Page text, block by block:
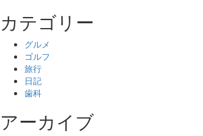
カテゴリー
グルメ
ゴルフ
旅行
日記
歯科
アーカイブ